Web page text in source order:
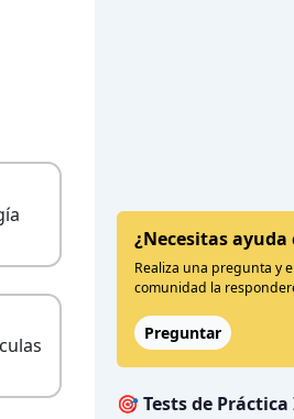
¿Necesitas
Realiza una pregunta y
comunidad la
Preguntar
🎯 Tests de Práctica